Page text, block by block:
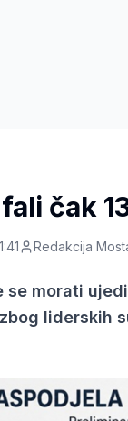
čak
Redakcija
se morati
liderskih